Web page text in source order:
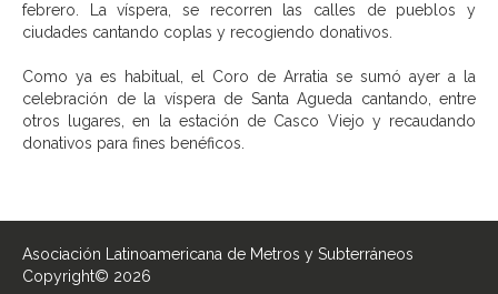
febrero. La víspera, se recorren las calles de pueblos y
ciudades cantando coplas y recogiendo donativos.
Como ya es habitual, el Coro de Arratia se sumó ayer a la
celebración de la víspera de Santa Agueda cantando, entre
otros lugares, en la estación de Casco Viejo y recaudando
donativos para fines benéficos.
Asociación Latinoamericana de Metros y Subterráneos
Copyright© 2026